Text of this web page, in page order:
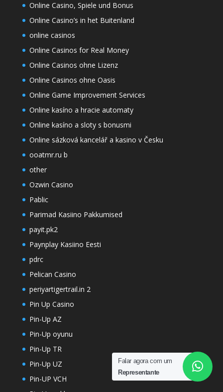
Falar agora com um
Representante
Online Casino, Spiele und Bonus
Online Casino’s in het Buitenland
online casinos
Online Casinos for Real Money
Online Casinos ohne Lizenz
Online Casinos ohne Oasis
Online Game Improvement Services
Online kasíno a hracie automaty
Online kasíno a sloty s bonusmi
Online sázková kancelář a kasino v Česku
ooatmr.ru b
other
Ozwin Casino
Pablic
Parimad Kasiino Pakkumised
payit.pk2
Paynplay Kasiino Eesti
pdrc
Pelican Casino
periyartigertrail.in 2
Pin Up Casino
Pin-Up AZ
Pin-Up oyunu
Pin-Up TR
Pin-Up UZ
Pin-UP VCH